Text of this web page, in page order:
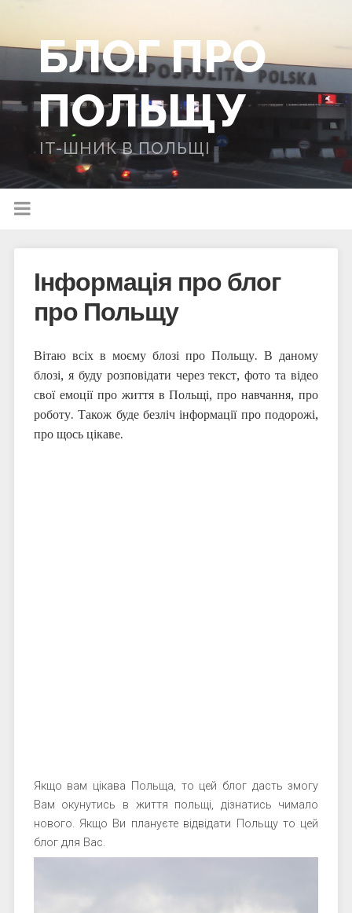
БЛОГ ПРО
ПОЛЬЩУ
IT-ШНИК В ПОЛЬЩІ
Інформація про блог
про Польщу
Вітаю всіх в моєму блозі про Польщу. В даному
блозі, я буду розповідати через текст, фото та відео
свої емоції про життя в Польщі, про навчання, про
роботу. Також буде безліч інформації про подорожі,
про щось цікаве.
Якщо вам цікава Польща, то цей блог дасть змогу
Вам окунутись в життя польщі, дізнатись чимало
нового. Якщо Ви плануєте відвідати Польщу то цей
блог для Вас.